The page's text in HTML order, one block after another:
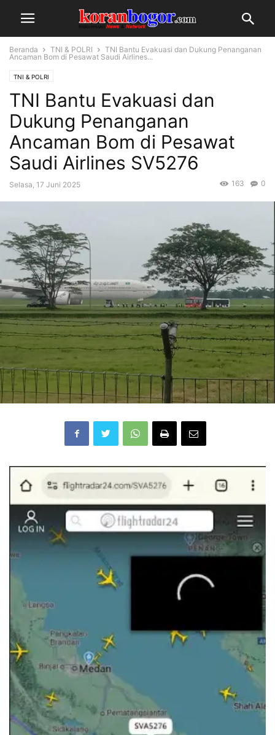
Beranda TNI & POLRI
TNI Bantu Evakuasi dan Dukung Penanganan
Ancaman Bom di Pesawat Saudi Airlines...
TNI & POLRI
TNI Bantu Evakuasi dan
Dukung Penanganan
Ancaman Bom di Pesawat
Saudi Airlines SV5276
Selasa, 17 Juni 2025 0
163